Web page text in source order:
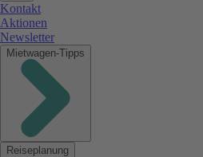
Kontakt
Aktionen
Newsletter
Mietwagen-Tipps
Reiseplanung